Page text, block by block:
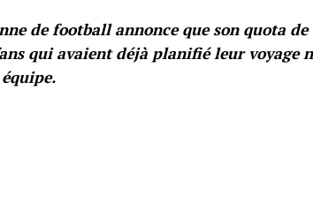
de football annonce que son quota
qui avaient déjà planifié leur voyage